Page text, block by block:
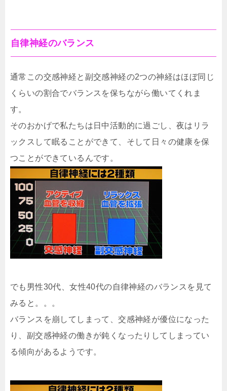
自律神経のバランス
通常この交感神経と副交感神経の2つの神経はほぼ同じ
くらいの割合でバランスを保ちながら働いてくれま
す。
そのおかげで私たちは日中活動的に過ごし、夜はリラ
ックスして眠ることができて、そして日々の健康を保
つことができているんです。
でも男性30代、女性40代の自律神経のバランスを見て
みると。。。
バランスを崩してしまって、交感神経が優位になった
り、副交感神経の働きが鈍くなったりしてしまってい
る傾向があるようです。